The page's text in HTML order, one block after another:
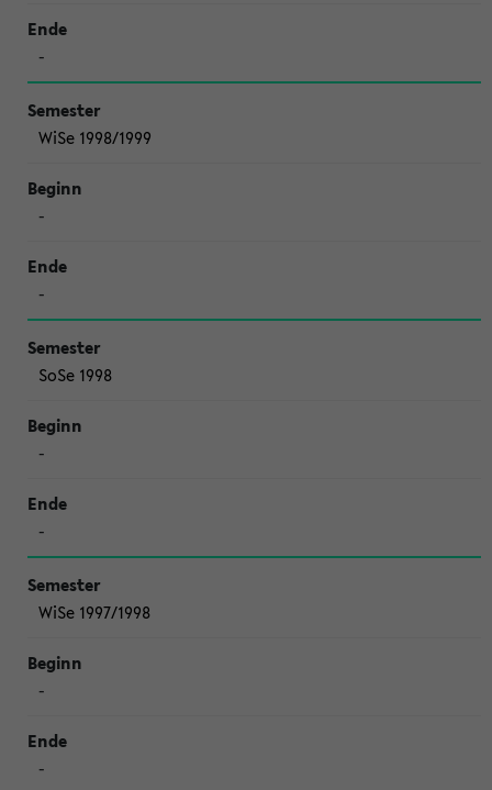
-
WiSe 1998/1999
-
-
SoSe 1998
-
-
WiSe 1997/1998
-
-